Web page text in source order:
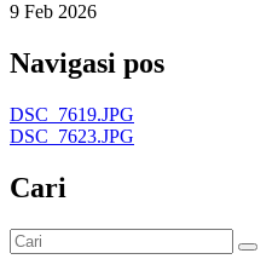
9 Feb 2026
Navigasi pos
DSC_7619.JPG
DSC_7623.JPG
Cari